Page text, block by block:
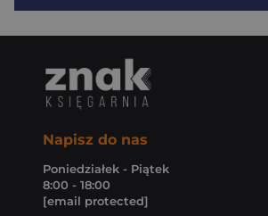
Napisz do nas
Poniedziałek - Piątek
8:00 - 18:00
[email protected]